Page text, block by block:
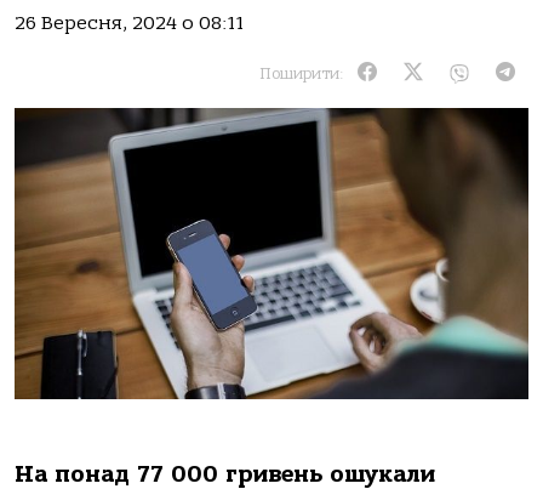
26 Вересня, 2024 о 08:11
Поширити:
Нa понaд 77 000 гривень ошукaли